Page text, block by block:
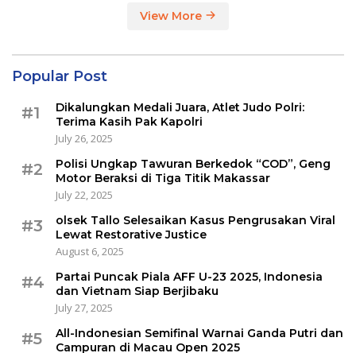
View More
Popular Post
#1
Dikalungkan Medali Juara, Atlet Judo Polri:
Terima Kasih Pak Kapolri
July 26, 2025
#2
Polisi Ungkap Tawuran Berkedok “COD”, Geng
Motor Beraksi di Tiga Titik Makassar
July 22, 2025
#3
olsek Tallo Selesaikan Kasus Pengrusakan Viral
Lewat Restorative Justice
August 6, 2025
#4
Partai Puncak Piala AFF U-23 2025, Indonesia
dan Vietnam Siap Berjibaku
July 27, 2025
#5
All-Indonesian Semifinal Warnai Ganda Putri dan
Campuran di Macau Open 2025